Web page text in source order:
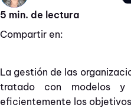
5 min. de lectura
Compartir en:
La gestión de las
tratado con modelos y
eficientemente los